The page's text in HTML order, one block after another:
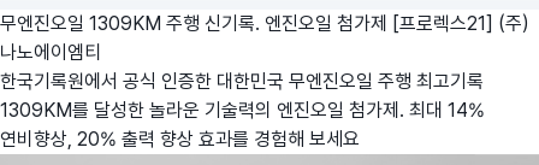
무엔진오일 1309KM 주행 신기록. 엔진오일 첨가제 [프로렉스21] (주)
나노에이엠티
한국기록원에서 공식 인증한 대한민국 무엔진오일 주행 최고기록
1309KM를 달성한 놀라운 기술력의 엔진오일 첨가제. 최대 14%
연비향상, 20% 출력 향상 효과를 경험해 보세요